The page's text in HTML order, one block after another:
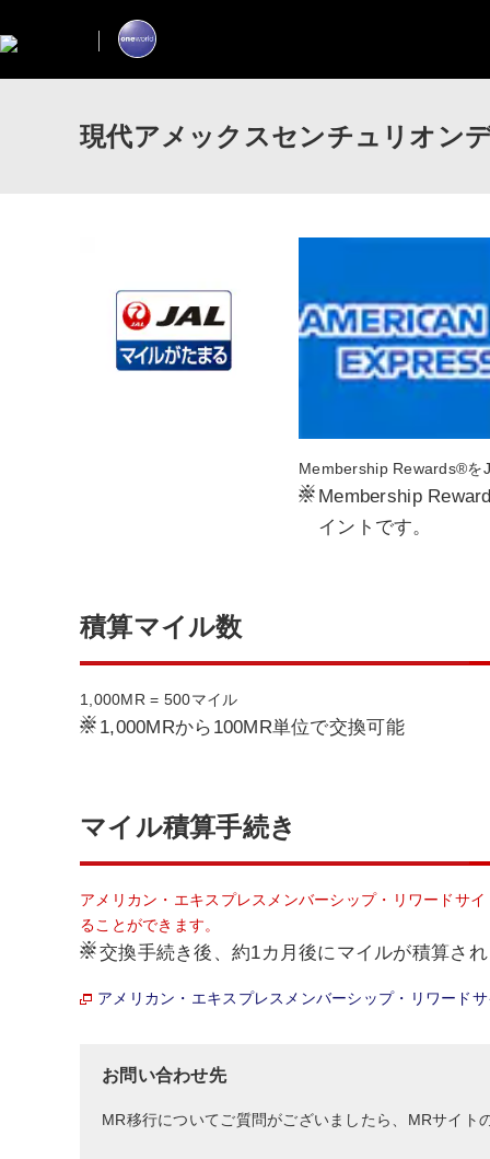
現代アメックスセンチュリオン
Membership Rewards®を
※ Membership
イントです。
積算マイル数
1,000MR = 500マイル
※ 1,000MRから100MR単位で交換可能
マイル積算手続き
アメリカン・エキスプレスメンバーシップ・リワードサ
ることができます。
※交換手続き後、約1カ月後にマイルが積算さ
アメリカン・エキスプレスメンバーシップ・リワード
お問い合わせ先
MR移行についてご質問がございましたら、MRサイ